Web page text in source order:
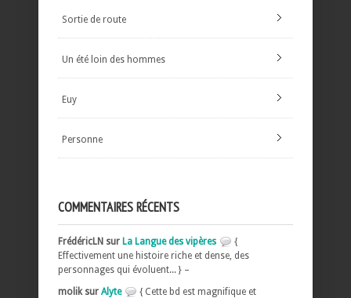
Sortie de route
Un été loin des hommes
Euy
Personne
COMMENTAIRES RÉCENTS
FrédéricLN sur La Langue des vipères
{
Effectivement une histoire riche et dense, des
personnages qui évoluent... } –
molik sur Alyte
{ Cette bd est magnifique et